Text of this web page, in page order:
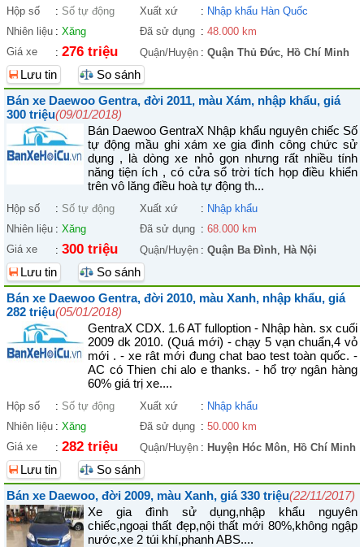
Hộp số : Số tự động Xuất xứ : Nhập khẩu Hàn Quốc
Nhiên liệu : Xăng Đã sử dụng : 48.000 km
Giá xe
: 276 triệu Quận/Huyện : Quận Thủ Đức, Hồ Chí Minh
Lưu tin
So sánh
Bán xe Daewoo Gentra, đời 2011, màu Xám, nhập khẩu, giá
300 triệu(09/01/2018)
Bán Daewoo GentraX Nhập khẩu nguyên chiếc Số
tự động mầu ghi xám xe gia đình công chức sử
dụng , là dòng xe nhỏ gọn nhưng rất nhiều tính
năng tiện ích , có cửa sổ trời tích họp điều khiển
trên vô lăng điều hoà tự động th...
Hộp số : Số tự động Xuất xứ : Nhập khẩu
Nhiên liệu : Xăng Đã sử dụng : 68.000 km
Giá xe
: 300 triệu Quận/Huyện : Quận Ba Đình, Hà Nội
Lưu tin
So sánh
Bán xe Daewoo Gentra, đời 2010, màu Xanh, nhập khẩu, giá
282 triệu(05/01/2018)
GentraX CDX. 1.6 AT fulloption - Nhập hàn. sx cuối
2009 dk 2010. (Quá mới) - chạy 5 vạn chuẩn,4 vỏ
mới . - xe rât mới đung chat bao test toàn quốc. -
AC có Thien chi alo e thanks. - hổ trợ ngân hàng
60% giá trị xe....
Hộp số : Số tự động Xuất xứ : Nhập khẩu
Nhiên liệu : Xăng Đã sử dụng : 50.000 km
Giá xe
: 282 triệu Quận/Huyện : Huyện Hóc Môn, Hồ Chí Minh
Lưu tin
So sánh
Bán xe Daewoo, đời 2009, màu Xanh, giá 330 triệu(22/11/2017)
Xe gia đình sử dụng,nhập khẩu nguyên
chiếc,ngoại thất đẹp,nội thất mới 80%,không ngập
nước,xe 2 túi khí,phanh ABS....